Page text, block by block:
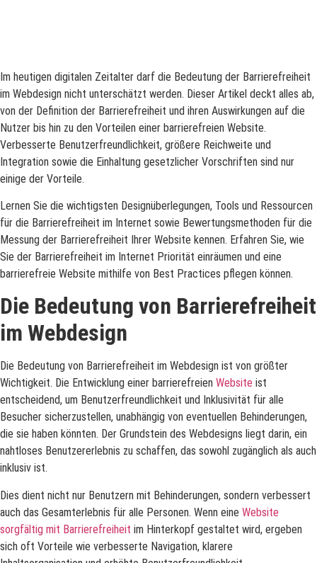
Im heutigen digitalen Zeitalter darf die Bedeutung der Barrierefreiheit
im Webdesign nicht unterschätzt werden. Dieser Artikel deckt alles ab,
von der Definition der Barrierefreiheit und ihren Auswirkungen auf die
Nutzer bis hin zu den Vorteilen einer barrierefreien Website.
Verbesserte Benutzerfreundlichkeit, größere Reichweite und
Integration sowie die Einhaltung gesetzlicher Vorschriften sind nur
einige der Vorteile.
Lernen Sie die wichtigsten Designüberlegungen, Tools und Ressourcen
für die Barrierefreiheit im Internet sowie Bewertungsmethoden für die
Messung der Barrierefreiheit Ihrer Website kennen. Erfahren Sie, wie
Sie der Barrierefreiheit im Internet Priorität einräumen und eine
barrierefreie Website mithilfe von Best Practices pflegen können.
Die Bedeutung von Barrierefreiheit
im Webdesign
Die Bedeutung von Barrierefreiheit im Webdesign ist von größter
Wichtigkeit. Die Entwicklung einer barrierefreien Website ist
entscheidend, um Benutzerfreundlichkeit und Inklusivität für alle
Besucher sicherzustellen, unabhängig von eventuellen Behinderungen,
die sie haben könnten. Der Grundstein des Webdesigns liegt darin, ein
nahtloses Benutzererlebnis zu schaffen, das sowohl zugänglich als auch
inklusiv ist.
Dies dient nicht nur Benutzern mit Behinderungen, sondern verbessert
auch das Gesamterlebnis für alle Personen. Wenn eine Website
sorgfältig mit Barrierefreiheit im Hinterkopf gestaltet wird, ergeben
sich oft Vorteile wie verbesserte Navigation, klarere